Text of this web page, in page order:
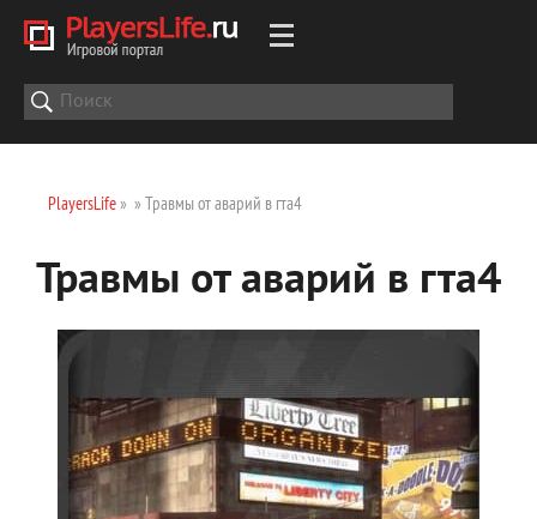
PlayersLife» » Травмы от аварий в гта4
Травмы от аварий в гта4